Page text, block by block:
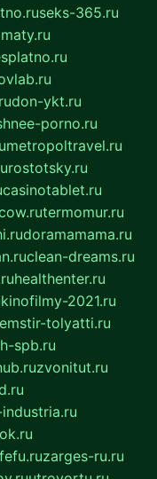
seks-365.ru
don-ykt.ru
porno.ru
metropoltravel.ru
rostotsky.ru
casinotablet.ru
termomur.ru
doramamama.ru
clean-dreams.ru
healthenter.ru
kinofilmy-2021.ru
tolyatti.ru
spb.ru
zvonitut.ru
zarges-ru.ru